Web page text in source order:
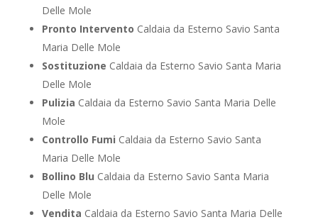
Delle Mole
Pronto Intervento Caldaia da Esterno Savio Santa
Maria Delle Mole
Sostituzione Caldaia da Esterno Savio Santa Maria
Delle Mole
Pulizia Caldaia da Esterno Savio Santa Maria Delle
Mole
Controllo Fumi Caldaia da Esterno Savio Santa
Maria Delle Mole
Bollino Blu Caldaia da Esterno Savio Santa Maria
Delle Mole
Vendita Caldaia da Esterno Savio Santa Maria Delle